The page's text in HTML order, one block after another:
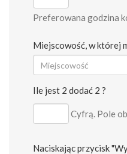
Preferowana godzina
Miejscowość, w której
Ile jest 2 dodać 2 ?
Cyfrą. Pole
Naciskając przycisk